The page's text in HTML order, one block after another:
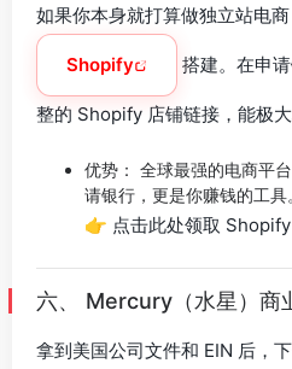
如果你本身就打算做独立站电
Shopify 搭建。在申
整的 Shopify 店铺链接，能极大
优势： 全球最强的电商平
请银行，更是你赚钱的工具
👉 点击此处领取
六、 Mercury（水星）商
拿到美国公司文件和 EIN 后，